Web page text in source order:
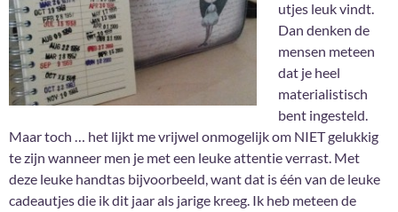
utjes leuk vindt.
Dan denken de
mensen meteen
dat je heel
materialistisch
bent ingesteld.
Maar toch … het lijkt me vrijwel onmogelijk om NIET gelukkig
te zijn wanneer men je met een leuke attentie verrast. Met
deze leuke handtas bijvoorbeeld, want dat is één van de leuke
cadeautjes die ik dit jaar als jarige kreeg. Ik heb meteen de